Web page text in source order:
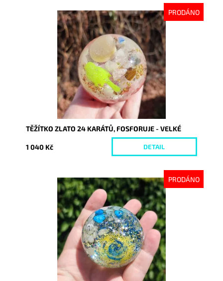
PRODÁNO
Dostupnost:
Vyprodáno
9251
TĚŽÍTKO ZLATO 24 KARÁTŮ, FOSFORUJE - VELKÉ
1 040 Kč DETAIL
PRODÁNO
Dostupnost:
Vyprodáno
7069